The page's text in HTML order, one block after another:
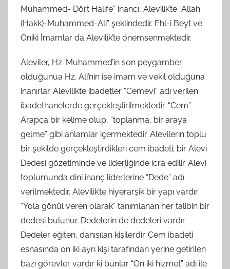
Muhammed- Dört Halife” inancı, Alevilik’te “Allah
(Hakk)-Muhammed-Ali” şeklindedir. Ehl-i Beyt ve
Oniki İmamlar da Alevilik’te önemsenmektedir.
Aleviler, Hz. Muhammed’in son peygamber
olduğunua Hz. Ali’nin ise imam ve vekil olduğuna
inanırlar. Alevilikte ibadetler “Cemevi” adı verilen
ibadethanelerde gerçekleştirilmektedir. “Cem”
Arapça bir kelime olup, “toplanma, bir araya
gelme” gibi anlamlar içermektedir. Alevilerin toplu
bir şekilde gerçekleştirdikleri cem ibadeti; bir Alevi
Dedesi gözetiminde ve liderliğinde icra edilir. Alevi
toplumunda dini inanç liderlerine “Dede” adı
verilmektedir. Alevilik’te hiyerarşik bir yapı vardır.
“Yola gönül veren olarak” tanımlanan her talibin bir
dedesi bulunur. Dedelerin de dedeleri vardır.
Dedeler eğiten, danışılan kişilerdir. Cem ibadeti
esnasında on iki ayrı kişi tarafından yerine getirilen
bazı görevler vardır ki bunlar “On iki hizmet” adı ile